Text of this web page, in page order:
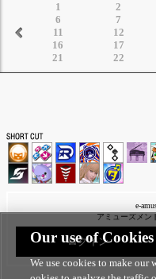
1 2
6
7
11
12
16
17
21
22
e-
アミューズメン
ログイン
Our use of Cookies
We use cookies to make our